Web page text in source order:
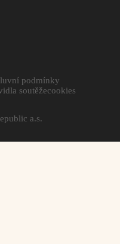
a.s.
podmínky
soutěžecookies